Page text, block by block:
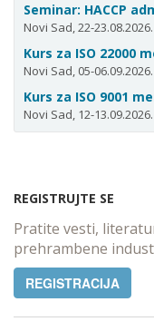
Seminar: HACCP
Novi Sad, 22-23.08.2026.
Kurs za ISO 22000
Novi Sad, 05-06.09.2026.
Kurs za ISO 9001
Novi Sad, 12-13.09.2026.
REGISTRUJTE SE
Pratite vesti,
prehrambene
REGISTRACIJA